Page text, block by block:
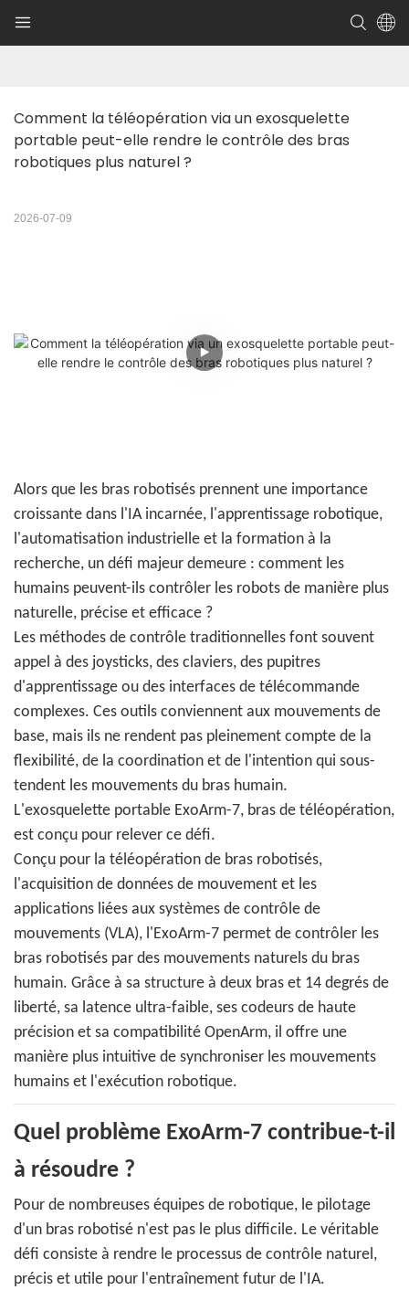
Comment la téléopération via un exosquelette
portable peut-elle rendre le contrôle des bras
robotiques plus naturel ?
2026-07-09
Alors que les bras robotisés prennent une importance
croissante dans l'IA incarnée, l'apprentissage robotique,
l'automatisation industrielle et la formation à la
recherche, un défi majeur demeure : comment les
humains peuvent-ils contrôler les robots de manière plus
naturelle, précise et efficace ?
Les méthodes de contrôle traditionnelles font souvent
appel à des joysticks, des claviers, des pupitres
d'apprentissage ou des interfaces de télécommande
complexes. Ces outils conviennent aux mouvements de
base, mais ils ne rendent pas pleinement compte de la
flexibilité, de la coordination et de l'intention qui sous-
tendent les mouvements du bras humain.
L'exosquelette portable ExoArm-7, bras de téléopération,
est conçu pour relever ce défi.
Conçu pour la téléopération de bras robotisés,
l'acquisition de données de mouvement et les
applications liées aux systèmes de contrôle de
mouvements (VLA), l'ExoArm-7 permet de contrôler les
bras robotisés par des mouvements naturels du bras
humain. Grâce à sa structure à deux bras et 14 degrés de
liberté, sa latence ultra-faible, ses codeurs de haute
précision et sa compatibilité OpenArm, il offre une
manière plus intuitive de synchroniser les mouvements
humains et l'exécution robotique.
Quel problème ExoArm-7 contribue-t-il
à résoudre ?
Pour de nombreuses équipes de robotique, le pilotage
d'un bras robotisé n'est pas le plus difficile. Le véritable
défi consiste à rendre le processus de contrôle naturel,
précis et utile pour l'entraînement futur de l'IA.